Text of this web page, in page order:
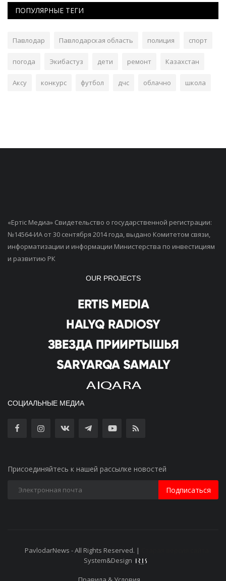
ПОПУЛЯРНЫЕ ТЕГИ
Павлодар Павлодарская область полиция спорт
погода Экибастуз дети ремонт Казахстан
Аксу конкурс футбол дчс облачно школа
«Ертiс Медиа» Свидетельство о государственной регистрации:
№14564-ИА от 30 сентября 2014 года, выдано Комитетом связи,
информатизации и информации Министерства по инвестициям
и развитию РК
OUR PROJECTS
СОЦИАЛЬНЫЕ МЕДИА
Присоединяйтесь к нашей рассылке новостей
Подписаться
PavlodarNews - All Rights Reserved. |
System&Design